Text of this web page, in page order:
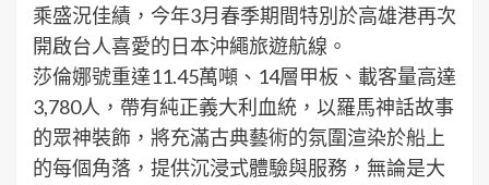
乘盛況佳績，今年3月春季期間特別於高雄港再次
開啟台人喜愛的日本沖繩旅遊航線。
莎倫娜號重達11.45萬噸、14層甲板、載客量高達
3,780人，帶有純正義大利血統，以羅馬神話故事
的眾神裝飾，將充滿古典藝術的氛圍渲染於船上
的每個角落，提供沉浸式體驗與服務，無論是大